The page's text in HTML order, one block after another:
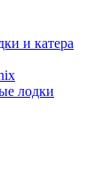
и катера
лодки